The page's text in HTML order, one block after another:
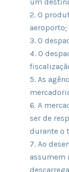
O
aeroporto;
O
O
As
A
ser de
durante o
Ao
assumem